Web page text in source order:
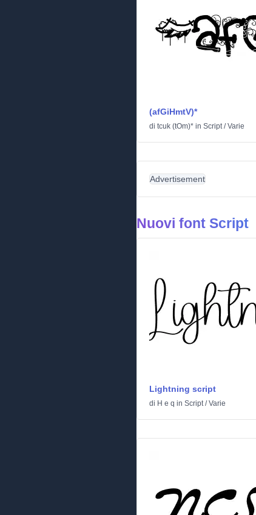
(afGiHmtV)*
di tcuk (tOm)* in Script/Varie
Advertisement
Nuovi font Script
Lightning script
di H e q in Script/Varie